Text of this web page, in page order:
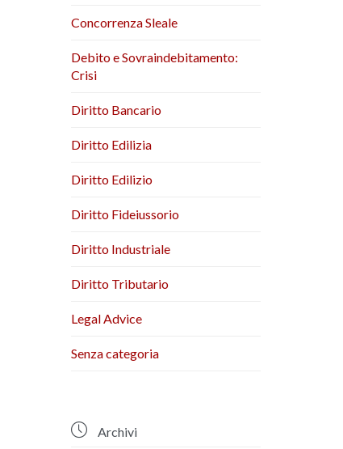
Concorrenza Sleale
Debito e Sovraindebitamento:
Crisi
Diritto Bancario
Diritto Edilizia
Diritto Edilizio
Diritto Fideiussorio
Diritto Industriale
Diritto Tributario
Legal Advice
Senza categoria
 Archivi